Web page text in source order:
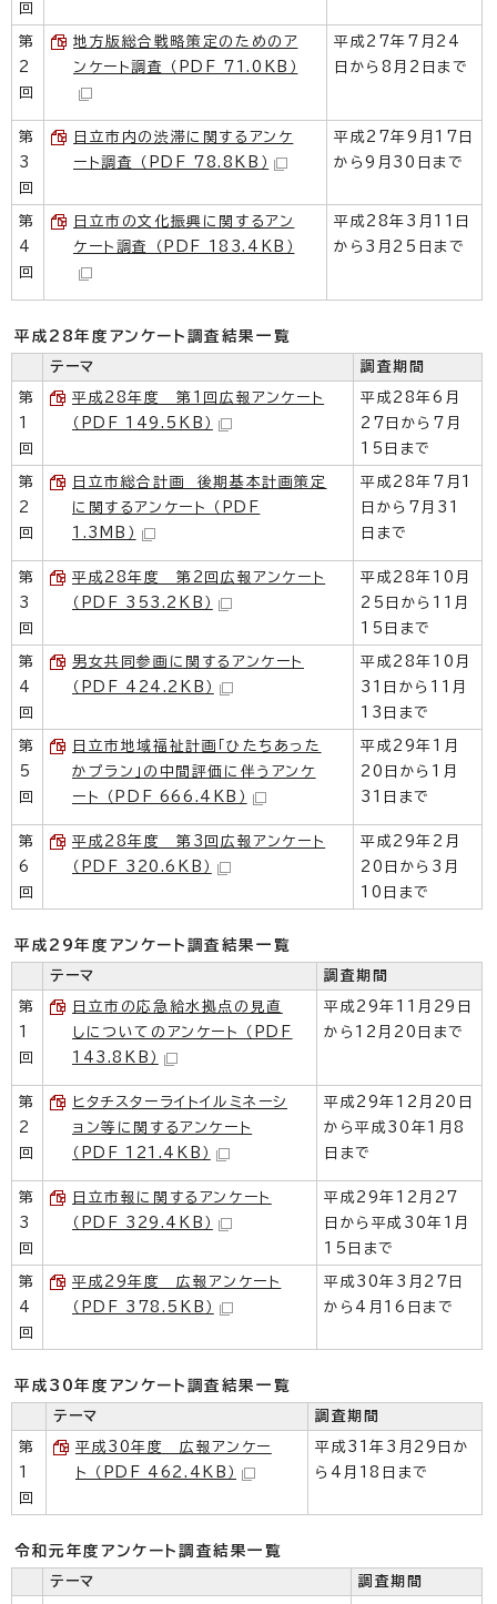
回
第
2
回
地方版総合戦略策定のためのア
ンケート調査 （PDF 71.0KB）
平成27年7月24
日から8月2日まで
第
3
回
日立市内の渋滞に関するアンケ
ート調査 （PDF 78.8KB）
平成27年9月17日
から9月30日まで
第
4
回
日立市の文化振興に関するアン
ケート調査 （PDF 183.4KB）
平成28年3月11日
から3月25日まで
平成28年度アンケート調査結果一覧
テーマ 調査期間
第
1
回
平成28年度 第1回広報アンケート
（PDF 149.5KB）
平成28年6月
27日から7月
15日まで
第
2
回
日立市総合計画 後期基本計画策定
に関するアンケート （PDF
1.3MB）
平成28年7月1
日から7月31
日まで
第
3
回
平成28年度 第2回広報アンケート
（PDF 353.2KB）
平成28年10月
25日から11月
15日まで
第
4
回
男女共同参画に関するアンケート
（PDF 424.2KB）
平成28年10月
31日から11月
13日まで
第
5
回
日立市地域福祉計画「ひたちあった
かプラン」の中間評価に伴うアンケ
ート （PDF 666.4KB）
平成29年1月
20日から1月
31日まで
第
6
回
平成28年度 第3回広報アンケート
（PDF 320.6KB）
平成29年2月
20日から3月
10日まで
平成29年度アンケート調査結果一覧
テーマ 調査期間
第
1
回
日立市の応急給水拠点の見直
しについてのアンケート （PDF
143.8KB）
平成29年11月29日
から12月20日まで
第
2
回
ヒタチスターライトイルミネーシ
ョン等に関するアンケート
（PDF 121.4KB）
平成29年12月20日
から平成30年1月8
日まで
第
3
回
日立市報に関するアンケート
（PDF 329.4KB）
平成29年12月27
日から平成30年1月
15日まで
第
4
回
平成29年度 広報アンケート
（PDF 378.5KB）
平成30年3月27日
から4月16日まで
平成30年度アンケート調査結果一覧
テーマ 調査期間
第
1
回
平成30年度 広報アンケー
ト （PDF 462.4KB）
平成31年3月29日か
ら4月18日まで
令和元年度アンケート調査結果一覧
テーマ 調査期間